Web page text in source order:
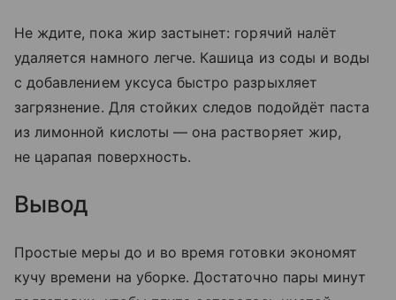
Не ждите, пока жир застынет: горячий налёт
удаляется намного легче. Кашица из соды и воды
с добавлением уксуса быстро разрыхляет
загрязнение. Для стойких следов подойдёт паста
из лимонной кислоты — она растворяет жир,
не царапая поверхность.
Вывод
Простые меры до и во время готовки экономят
кучу времени на уборке. Достаточно пары минут